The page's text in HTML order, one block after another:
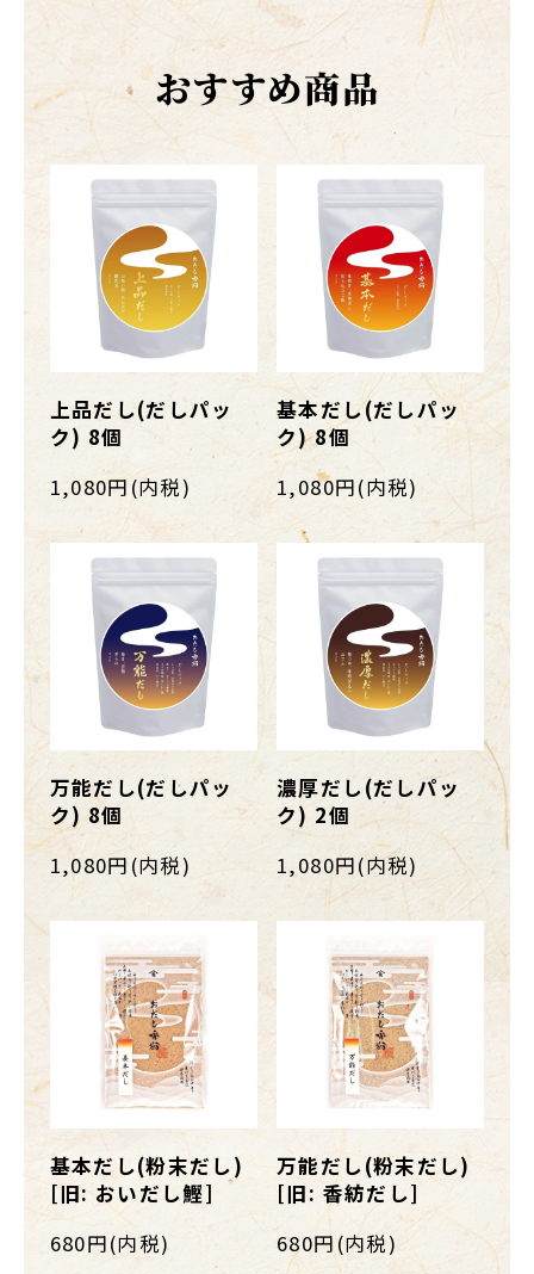
おすすめ商品
上品だし(だしパッ
ク) 8個
1,080円(内税)
基本だし(だしパッ
ク) 8個
1,080円(内税)
万能だし(だしパッ
ク) 8個
1,080円(内税)
濃厚だし(だしパッ
ク) 2個
1,080円(内税)
基本だし(粉末だし)
[旧: おいだし鰹]
680円(内税)
万能だし(粉末だし)
[旧: 香紡だし]
680円(内税)